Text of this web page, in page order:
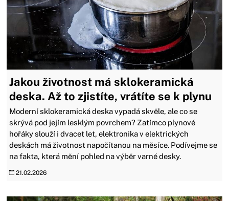
Jakou životnost má sklokeramická
deska. Až to zjistíte, vrátíte se k plynu
Moderní sklokeramická deska vypadá skvěle, ale co se
skrývá pod jejím lesklým povrchem? Zatímco plynové
hořáky slouží i dvacet let, elektronika v elektrických
deskách má životnost napočítanou na měsíce. Podívejme se
na fakta, která mění pohled na výběr varné desky.
21.02.2026